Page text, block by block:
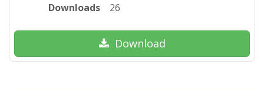
Downloads
26
Download